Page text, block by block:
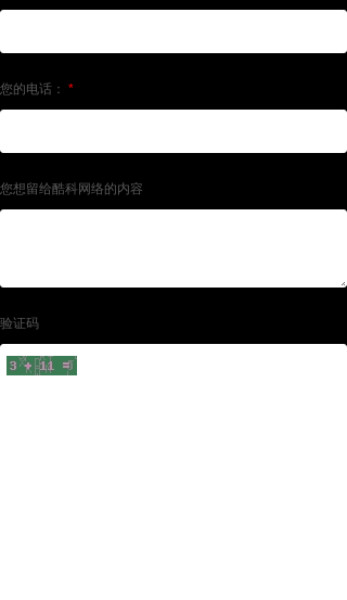
您的电话： *
您想留给酷科网络的内容
验证码